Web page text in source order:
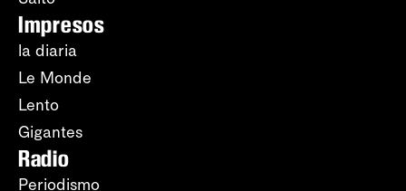
Impresos
la diaria
Le Monde
Lento
Gigantes
Radio
Periodismo